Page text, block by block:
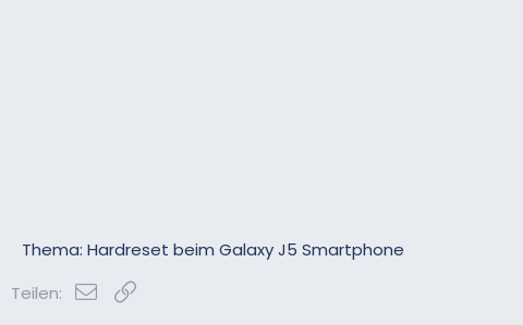
Thema: Hardreset beim Galaxy J5 Smartphone
Teilen:
E-Mail